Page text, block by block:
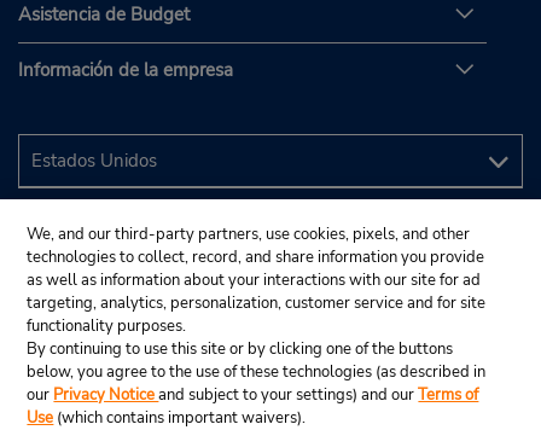
Asistencia de Budget
Información de la empresa
We, and our third-party partners, use cookies, pixels, and other
technologies to collect, record, and share information you provide
as well as information about your interactions with our site for ad
targeting, analytics, personalization, customer service and for site
functionality purposes.
By continuing to use this site or by clicking one of the buttons
below, you agree to the use of these technologies (as described in
our Privacy Noticeand subject to your settings) and ourTerms of
Use (which contains important waivers).